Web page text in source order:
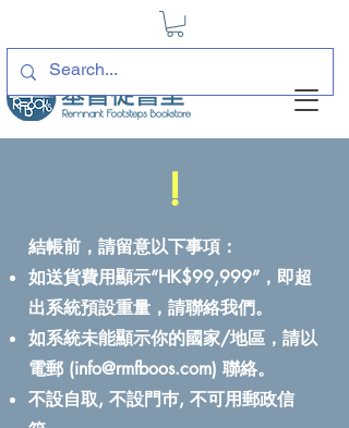
!
結帳前，請留意以下事項：
如送貨費用顯示“HK$99,999”，即超
出系統預設重量，請聯絡我們。
如系統未能顯示你的國家/地區，請以
電郵 (info@rmfboos.com) 聯絡。
不設自取, 不設門巿, 不可用郵政信